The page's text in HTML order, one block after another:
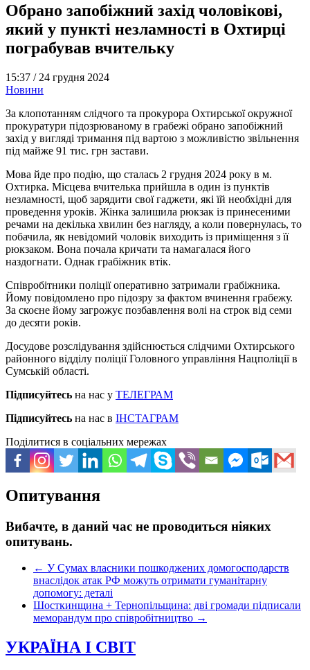
Обрано запобіжний захід чоловікові,
який у пункті незламності в Охтирці
пограбував вчительку
15:37 / 24 грудня 2024
Новини
За клопотанням слідчого та прокурора Охтирської окружної
прокуратури підозрюваному в грабежі обрано запобіжний
захід у вигляді тримання під вартою з можливістю звільнення
під майже 91 тис. грн застави.
Мова йде про подію, що сталась 2 грудня 2024 року в м.
Охтирка. Місцева вчителька прийшла в один із пунктів
незламності, щоб зарядити свої гаджети, які їй необхідні для
проведення уроків. Жінка залишила рюкзак із принесеними
речами на декілька хвилин без нагляду, а коли повернулась, то
побачила, як невідомий чоловік виходить із приміщення з її
рюкзаком. Вона почала кричати та намагалася його
наздогнати. Однак грабіжник втік.
Співробітники поліції оперативно затримали грабіжника.
Йому повідомлено про підозру за фактом вчинення грабежу.
За скоєне йому загрожує позбавлення волі на строк від семи
до десяти років.
Досудове розслідування здійснюється слідчими Охтирського
районного відділу поліції Головного управління Нацполіції в
Сумській області.
Підписуйтесь на нас у ТЕЛЕГРАМ
Підписуйтесь на нас в ІНСТАГРАМ
Поділитися в соціальних мережах
Опитування
Вибачте, в даний час не проводиться ніяких
опитувань.
← У Сумах власники пошкоджених домогосподарств
внаслідок атак РФ можуть отримати гуманітарну
допомогу: деталі
Шосткинщина + Тернопільщина: дві громади підписали
меморандум про співробітництво →
УКРАЇНА І СВІТ